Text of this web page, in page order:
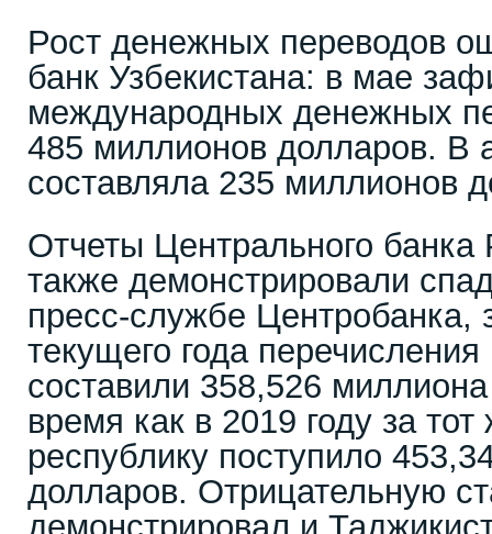
Рост денежных переводов
банк Узбекистана: в мае
международных денежных
485 миллионов долларов. В
составляла 235 миллионов
Отчеты Центрального банка
также демонстрировали
пресс-службе Центробанка,
текущего года
составили 358,526
время как в 2019 году за
республику поступило
долларов. Отрицательную